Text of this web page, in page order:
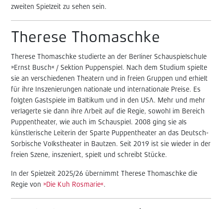
zweiten Spielzeit zu sehen sein.
Therese Thomaschke
Therese Thomaschke studierte an der Berliner Schauspielschule
»Ernst Busch« / Sektion Puppenspiel. Nach dem Studium spielte
sie an verschiedenen Theatern und in freien Gruppen und erhielt
für ihre Inszenierungen nationale und internationale Preise. Es
folgten Gastspiele im Baltikum und in den USA. Mehr und mehr
verlagerte sie dann ihre Arbeit auf die Regie, sowohl im Bereich
Puppentheater, wie auch im Schauspiel. 2008 ging sie als
künstlerische Leiterin der Sparte Puppentheater an das Deutsch-
Sorbische Volkstheater in Bautzen. Seit 2019 ist sie wieder in der
freien Szene, inszeniert, spielt und schreibt Stücke.
In der Spielzeit 2025/26 übernimmt Therese Thomaschke die
Regie von »Die Kuh Rosmarie«.